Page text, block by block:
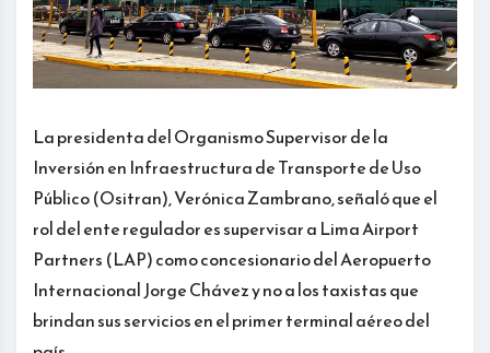
La presidenta del Organismo Supervisor de la
Inversión en Infraestructura de Transporte de Uso
Público (Ositran), Verónica Zambrano, señaló que el
rol del ente regulador es supervisar a Lima Airport
Partners (LAP) como concesionario del Aeropuerto
Internacional Jorge Chávez y no a los taxistas que
brindan sus servicios en el primer terminal aéreo del